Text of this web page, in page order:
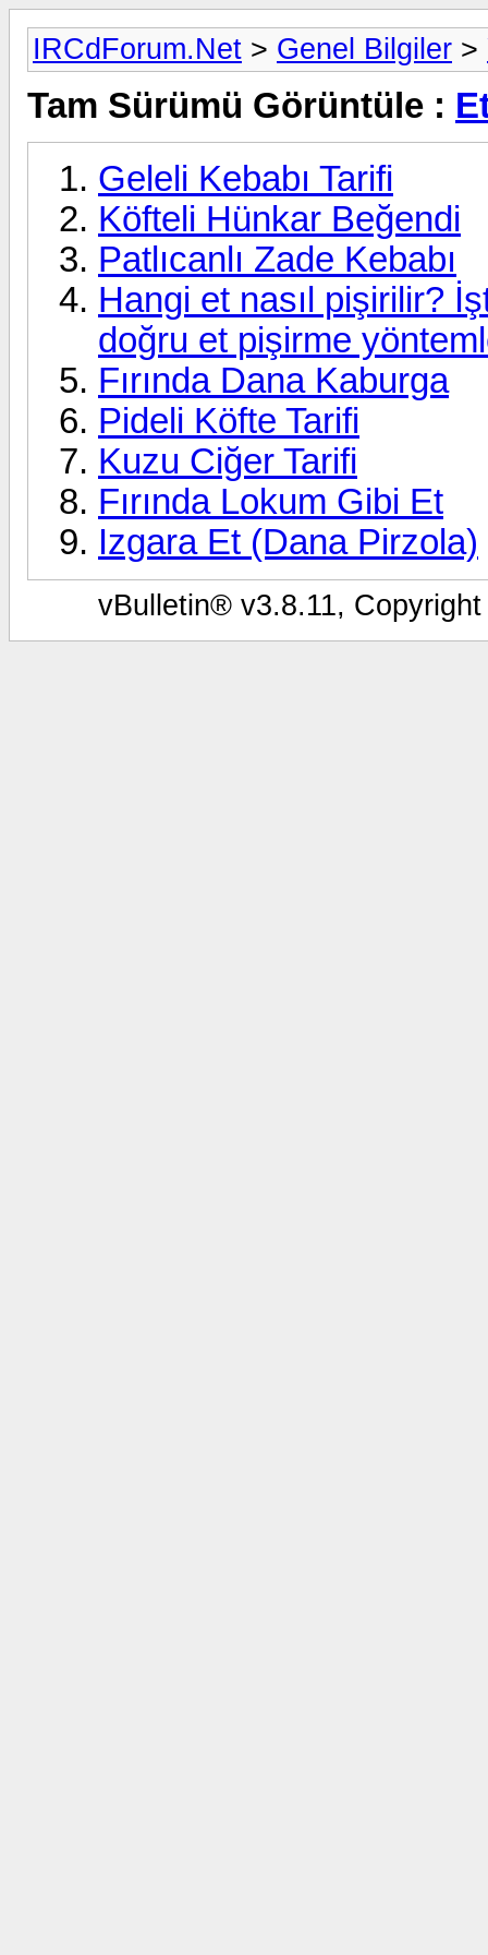
IRCdForum.Net > Genel Bilgiler >
Tam Sürümü Görüntüle :
Geleli Kebabı Tarifi
Köfteli Hünkar Beğendi
Patlıcanlı Zade Kebabı
Hangi et nasıl pişirilir?
doğru et pişirme
Fırında Dana Kaburga
Pideli Köfte Tarifi
Kuzu Ciğer Tarifi
Fırında Lokum Gibi Et
Izgara Et (Dana Pirzola)
vBulletin® v3.8.11,